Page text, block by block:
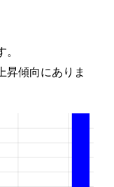
昇傾向にありま